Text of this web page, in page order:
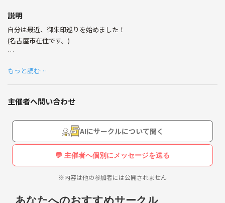
メーカーで開発の仕事をしてます。
カフェ行くことが多いです^ ^
主に土日に
モーニング会、ランチ会、カフェ会を
やったりしてます♪
説明
自分は最近、御朱印巡りを始めました！
(名古屋市在住です。)
たぶん名古屋市中心になると思います。
これから始めようと思って方でもOKです。
興味あれば気軽に連絡ください^ ^
もっと読む…
主催者へ問い合わせ
AIにサークルについて聞く
💬 主催者へ個別にメッセージを送る
※内容は他の参加者には公開されません
あなたへのおすすめサークル